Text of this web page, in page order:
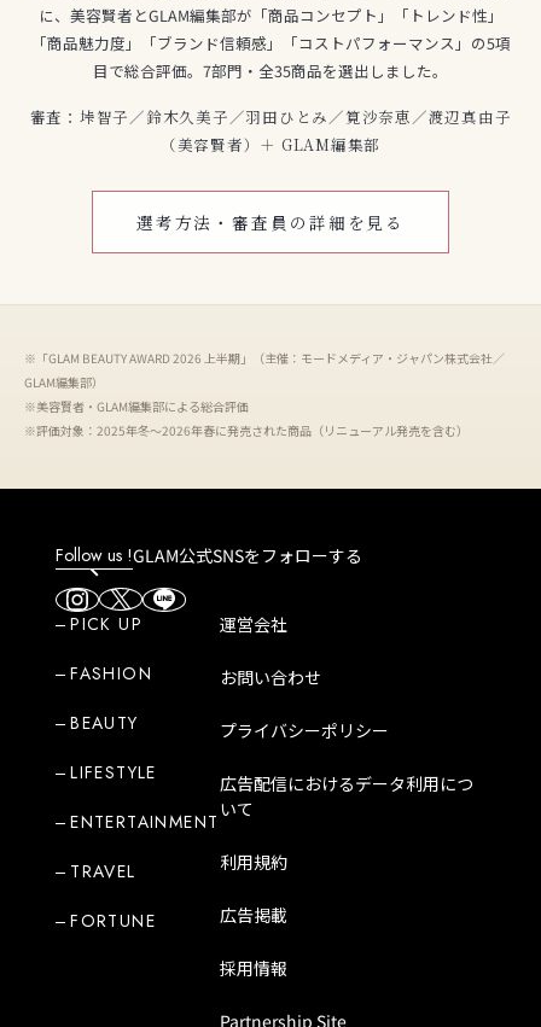
に、美容賢者とGLAM編集部が「商品コンセプト」「トレンド性」
「商品魅力度」「ブランド信頼感」「コストパフォーマンス」の5項
目で総合評価。7部門・全35商品を選出しました。
審査：垰智子／鈴木久美子／羽田ひとみ／筧沙奈恵／渡辺真由子
（美容賢者）＋ GLAM編集部
選考方法・審査員の詳細を見る
※「GLAM BEAUTY AWARD 2026 上半期」（主催：モードメディア・ジャパン株式会社／
GLAM編集部）
※美容賢者・GLAM編集部による総合評価
※評価対象：2025年冬〜2026年春に発売された商品（リニューアル発売を含む）
Follow us !GLAM公式SNSをフォローする
PICK UP
FASHION
BEAUTY
LIFESTYLE
ENTERTAINMENT
TRAVEL
FORTUNE
運営会社
お問い合わせ
プライバシーポリシー
広告配信におけるデータ利用につ
いて
利用規約
広告掲載
採用情報
Partnership Site